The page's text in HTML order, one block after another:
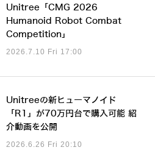
Unitree「CMG 2026
Humanoid Robot Combat
Competition」
2026.7.10 Fri 17:00
Unitreeの新ヒューマノイド
「R1」が70万円台で購入可能 紹
介動画を公開
2026.6.26 Fri 20:10